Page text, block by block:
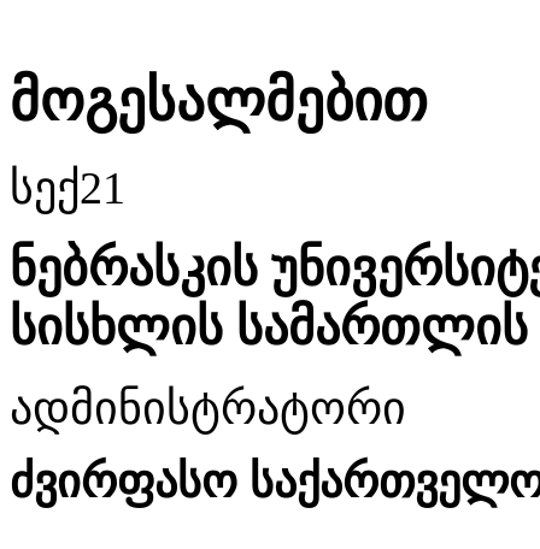
მოგესალმებით
სექ21
ნებრასკის
სისხლის
ადმინისტრატორი
ძვირფასო